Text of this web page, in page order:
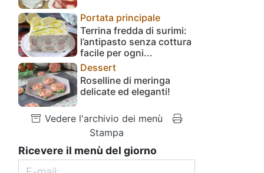
Portata principale
Terrina fredda di surimi:
l’antipasto senza cottura
facile per ogni...
Dessert
Roselline di meringa
delicate ed eleganti!
Vedere l'archivio dei menù
Stampa
Ricevere il menù del giorno